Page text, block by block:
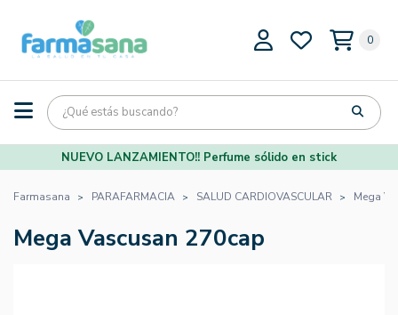
0
NUEVO LANZAMIENTO!! Perfume sólido en stick
Farmasana PARAFARMACIA SALUD CARDIOVASCULAR Mega
Mega Vascusan 270cap